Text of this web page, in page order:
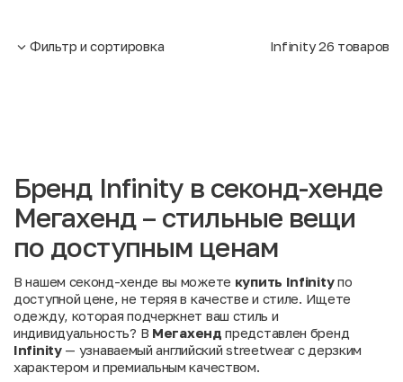
Фильтр и сортировка Infinity26 товаров
Бренд Infinity в секонд-хенде
Мегахенд – стильные вещи
по доступным ценам
В нашем секонд-хенде вы можете купить Infinityпо
доступной цене, не теряя в качестве и стиле. Ищете
одежду, которая подчеркнет ваш стиль и
индивидуальность? В Мегахенд представлен бренд
Infinity— узнаваемый английский streetwear с дерзким
характером и премиальным качеством.